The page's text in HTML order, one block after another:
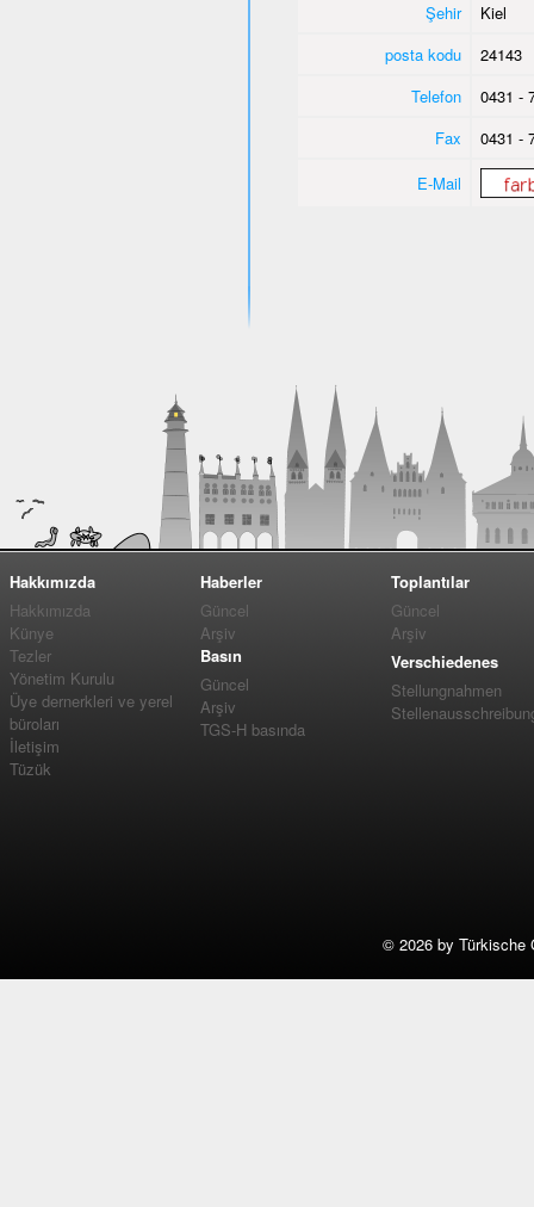
Şehir
Kiel
posta kodu
24143
Telefon
0431 -
Fax
0431 -
E-Mail
Hakkımızda
Hakkımızda
Künye
Tezler
Yönetim Kurulu
Üye dernerkleri ve yerel
büroları
İletişim
Tüzük
Haberler
Güncel
Arşiv
Basın
Güncel
Arşiv
TGS-H basında
Toplantılar
Güncel
Arşiv
Verschiedenes
Stellungnahmen
© 2026 by Türkische